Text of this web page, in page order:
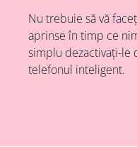
Nu trebuie să vă
aprinse în timp ce
simplu dezactivați-le
telefonul inteligent.